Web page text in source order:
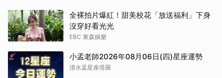
全裸拍片爆紅！甜美校花「放送福利」下身
沒穿好看光光
EBC 東森娛樂
小孟老師2026年08月06日(四)星座運勢
清水孟星座塔羅